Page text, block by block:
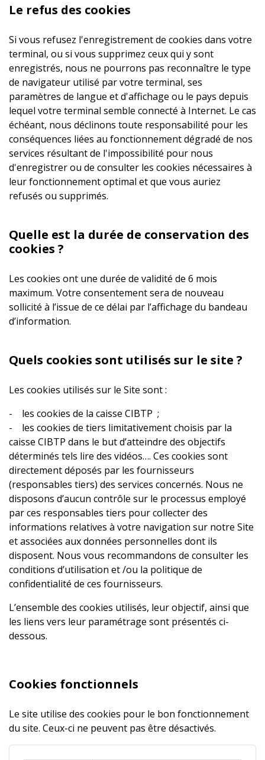
Le refus des cookies
Si vous refusez l'enregistrement de cookies dans votre
terminal, ou si vous supprimez ceux qui y sont
enregistrés, nous ne pourrons pas reconnaître le type
de navigateur utilisé par votre terminal, ses
paramètres de langue et d'affichage ou le pays depuis
lequel votre terminal semble connecté à Internet. Le cas
échéant, nous déclinons toute responsabilité pour les
conséquences liées au fonctionnement dégradé de nos
services résultant de l'impossibilité pour nous
d'enregistrer ou de consulter les cookies nécessaires à
leur fonctionnement optimal et que vous auriez
refusés ou supprimés.
Quelle est la durée de conservation des
cookies ?
Les cookies ont une durée de validité de 6 mois
maximum. Votre consentement sera de nouveau
sollicité à l’issue de ce délai par l’affichage du bandeau
d’information.
Quels cookies sont utilisés sur le site ?
Les cookies utilisés sur le Site sont :
- les cookies de la caisse CIBTP ;
- les cookies de tiers limitativement choisis par la
caisse CIBTP dans le but d’atteindre des objectifs
déterminés tels lire des vidéos…. Ces cookies sont
directement déposés par les fournisseurs
(responsables tiers) des services concernés. Nous ne
disposons d’aucun contrôle sur le processus employé
par ces responsables tiers pour collecter des
informations relatives à votre navigation sur notre Site
et associées aux données personnelles dont ils
disposent. Nous vous recommandons de consulter les
conditions d’utilisation et /ou la politique de
confidentialité de ces fournisseurs.
L’ensemble des cookies utilisés, leur objectif, ainsi que
les liens vers leur paramétrage sont présentés ci-
dessous.
Cookies fonctionnels
Le site utilise des cookies pour le bon fonctionnement
du site. Ceux-ci ne peuvent pas être désactivés.